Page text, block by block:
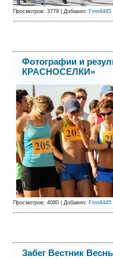
Просмотров: 3779 Добавил: Finn4445
Фотографии и
КРАСНОСЕЛКИ»
Просмотров: 4080 Добавил: Finn4445
Забег Вестник